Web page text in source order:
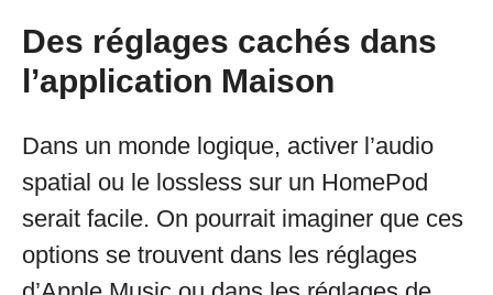
Des réglages cachés dans
l’application Maison
Dans un monde logique, activer l’audio
spatial ou le lossless sur un HomePod
serait facile. On pourrait imaginer que ces
options se trouvent dans les réglages